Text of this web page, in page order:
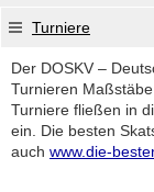
Turniere
Der DOSKV –
Turnieren
Turniere fließen in
ein. Die besten
auch www.die-